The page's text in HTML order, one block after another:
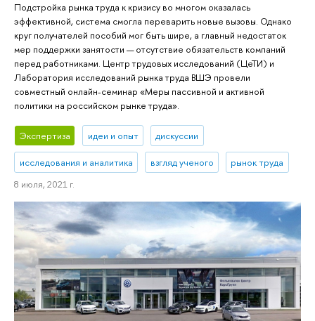
Подстройка рынка труда к кризису во многом оказалась
эффективной, система смогла переварить новые вызовы. Однако
круг получателей пособий мог быть шире, а главный недостаток
мер поддержки занятости — отсутствие обязательств компаний
перед работниками. Центр трудовых исследований (ЦеТИ) и
Лаборатория исследований рынка труда ВШЭ провели
совместный онлайн-семинар «Меры пассивной и активной
политики на российском рынке труда».
Экспертиза идеи и опыт дискуссии
исследования и аналитика взгляд ученого
рынок труда
8 июля, 2021 г.